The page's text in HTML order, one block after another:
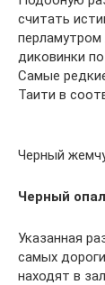
считать
диковинки
Самые
Таити в
Черный
Черный опал
Указанная
самых
находят в